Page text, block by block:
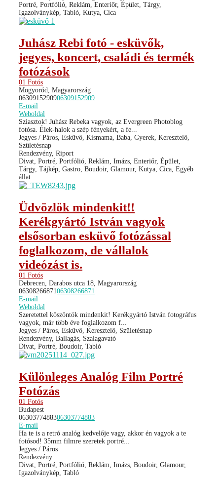
Portré, Portfólió, Reklám, Enteriőr, Épület, Tárgy,
Igazolványkép, Tabló, Kutya, Cica
Juhász Rebi fotó - esküvők,
jegyes, koncert, családi és termék
fotózások
01 Fotós
Mogyoród, Magyarország
0630915290906309152909
E-mail
Weboldal
Sziasztok! Juhász Rebeka vagyok, az Evergreen Photoblog
fotósa. Élek-halok a szép fényekért, a fe...
Jegyes / Páros, Esküvő, Kismama, Baba, Gyerek, Keresztelő,
Születésnap
Rendezvény, Riport
Divat, Portré, Portfólió, Reklám, Imázs, Enteriőr, Épület,
Tárgy, Tájkép, Gastro, Boudoir, Glamour, Kutya, Cica, Egyéb
állat
Üdvözlök mindenkit!!
Kerékgyártó István vagyok
elsősorban esküvő fotózással
foglalkozom, de vállalok
videózást is.
01 Fotós
Debrecen, Darabos utca 18, Magyarország
06308266871 06308266871
E-mail
Weboldal
Szeretettel köszöntök mindenkit! Kerékgyártó István fotográfus
vagyok, már több éve foglalkozom f...
Jegyes / Páros, Esküvő, Keresztelő, Születésnap
Rendezvény, Ballagás, Szalagavató
Divat, Portré, Boudoir, Tabló
Különleges Analóg Film Portré
Fotózás
01 Fotós
Budapest
0630377488306303774883
E-mail
Ha te is a retró analóg kedvelője vagy, akkor én vagyok a te
fotósod! 35mm filmre szeretek portré...
Jegyes / Páros
Rendezvény
Divat, Portré, Portfólió, Reklám, Imázs, Boudoir, Glamour,
Igazolványkép, Tabló